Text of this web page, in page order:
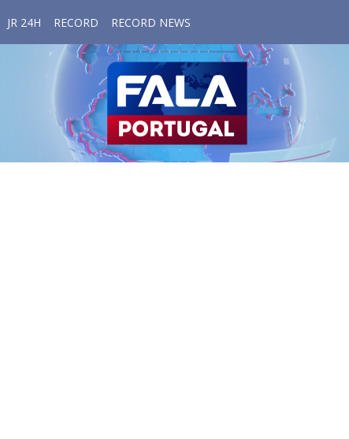
JR 24H RECORD RECORD NEWS